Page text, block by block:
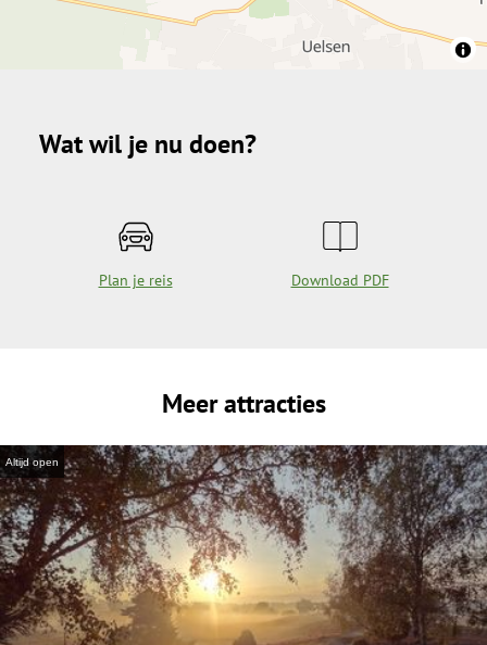
Wat wil je nu doen?
Plan je reis Download PDF
Meer attracties
Altijd open